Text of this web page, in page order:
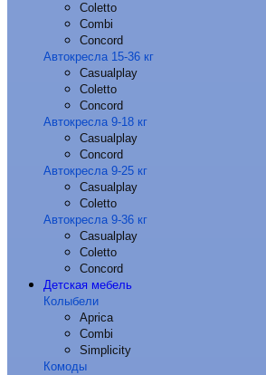
Coletto
Combi
Concord
Автокресла 15-36 кг
Casualplay
Coletto
Concord
Автокресла 9-18 кг
Casualplay
Concord
Автокресла 9-25 кг
Casualplay
Coletto
Автокресла 9-36 кг
Casualplay
Coletto
Concord
Детская мебель
Колыбели
Aprica
Combi
Simplicity
Комоды